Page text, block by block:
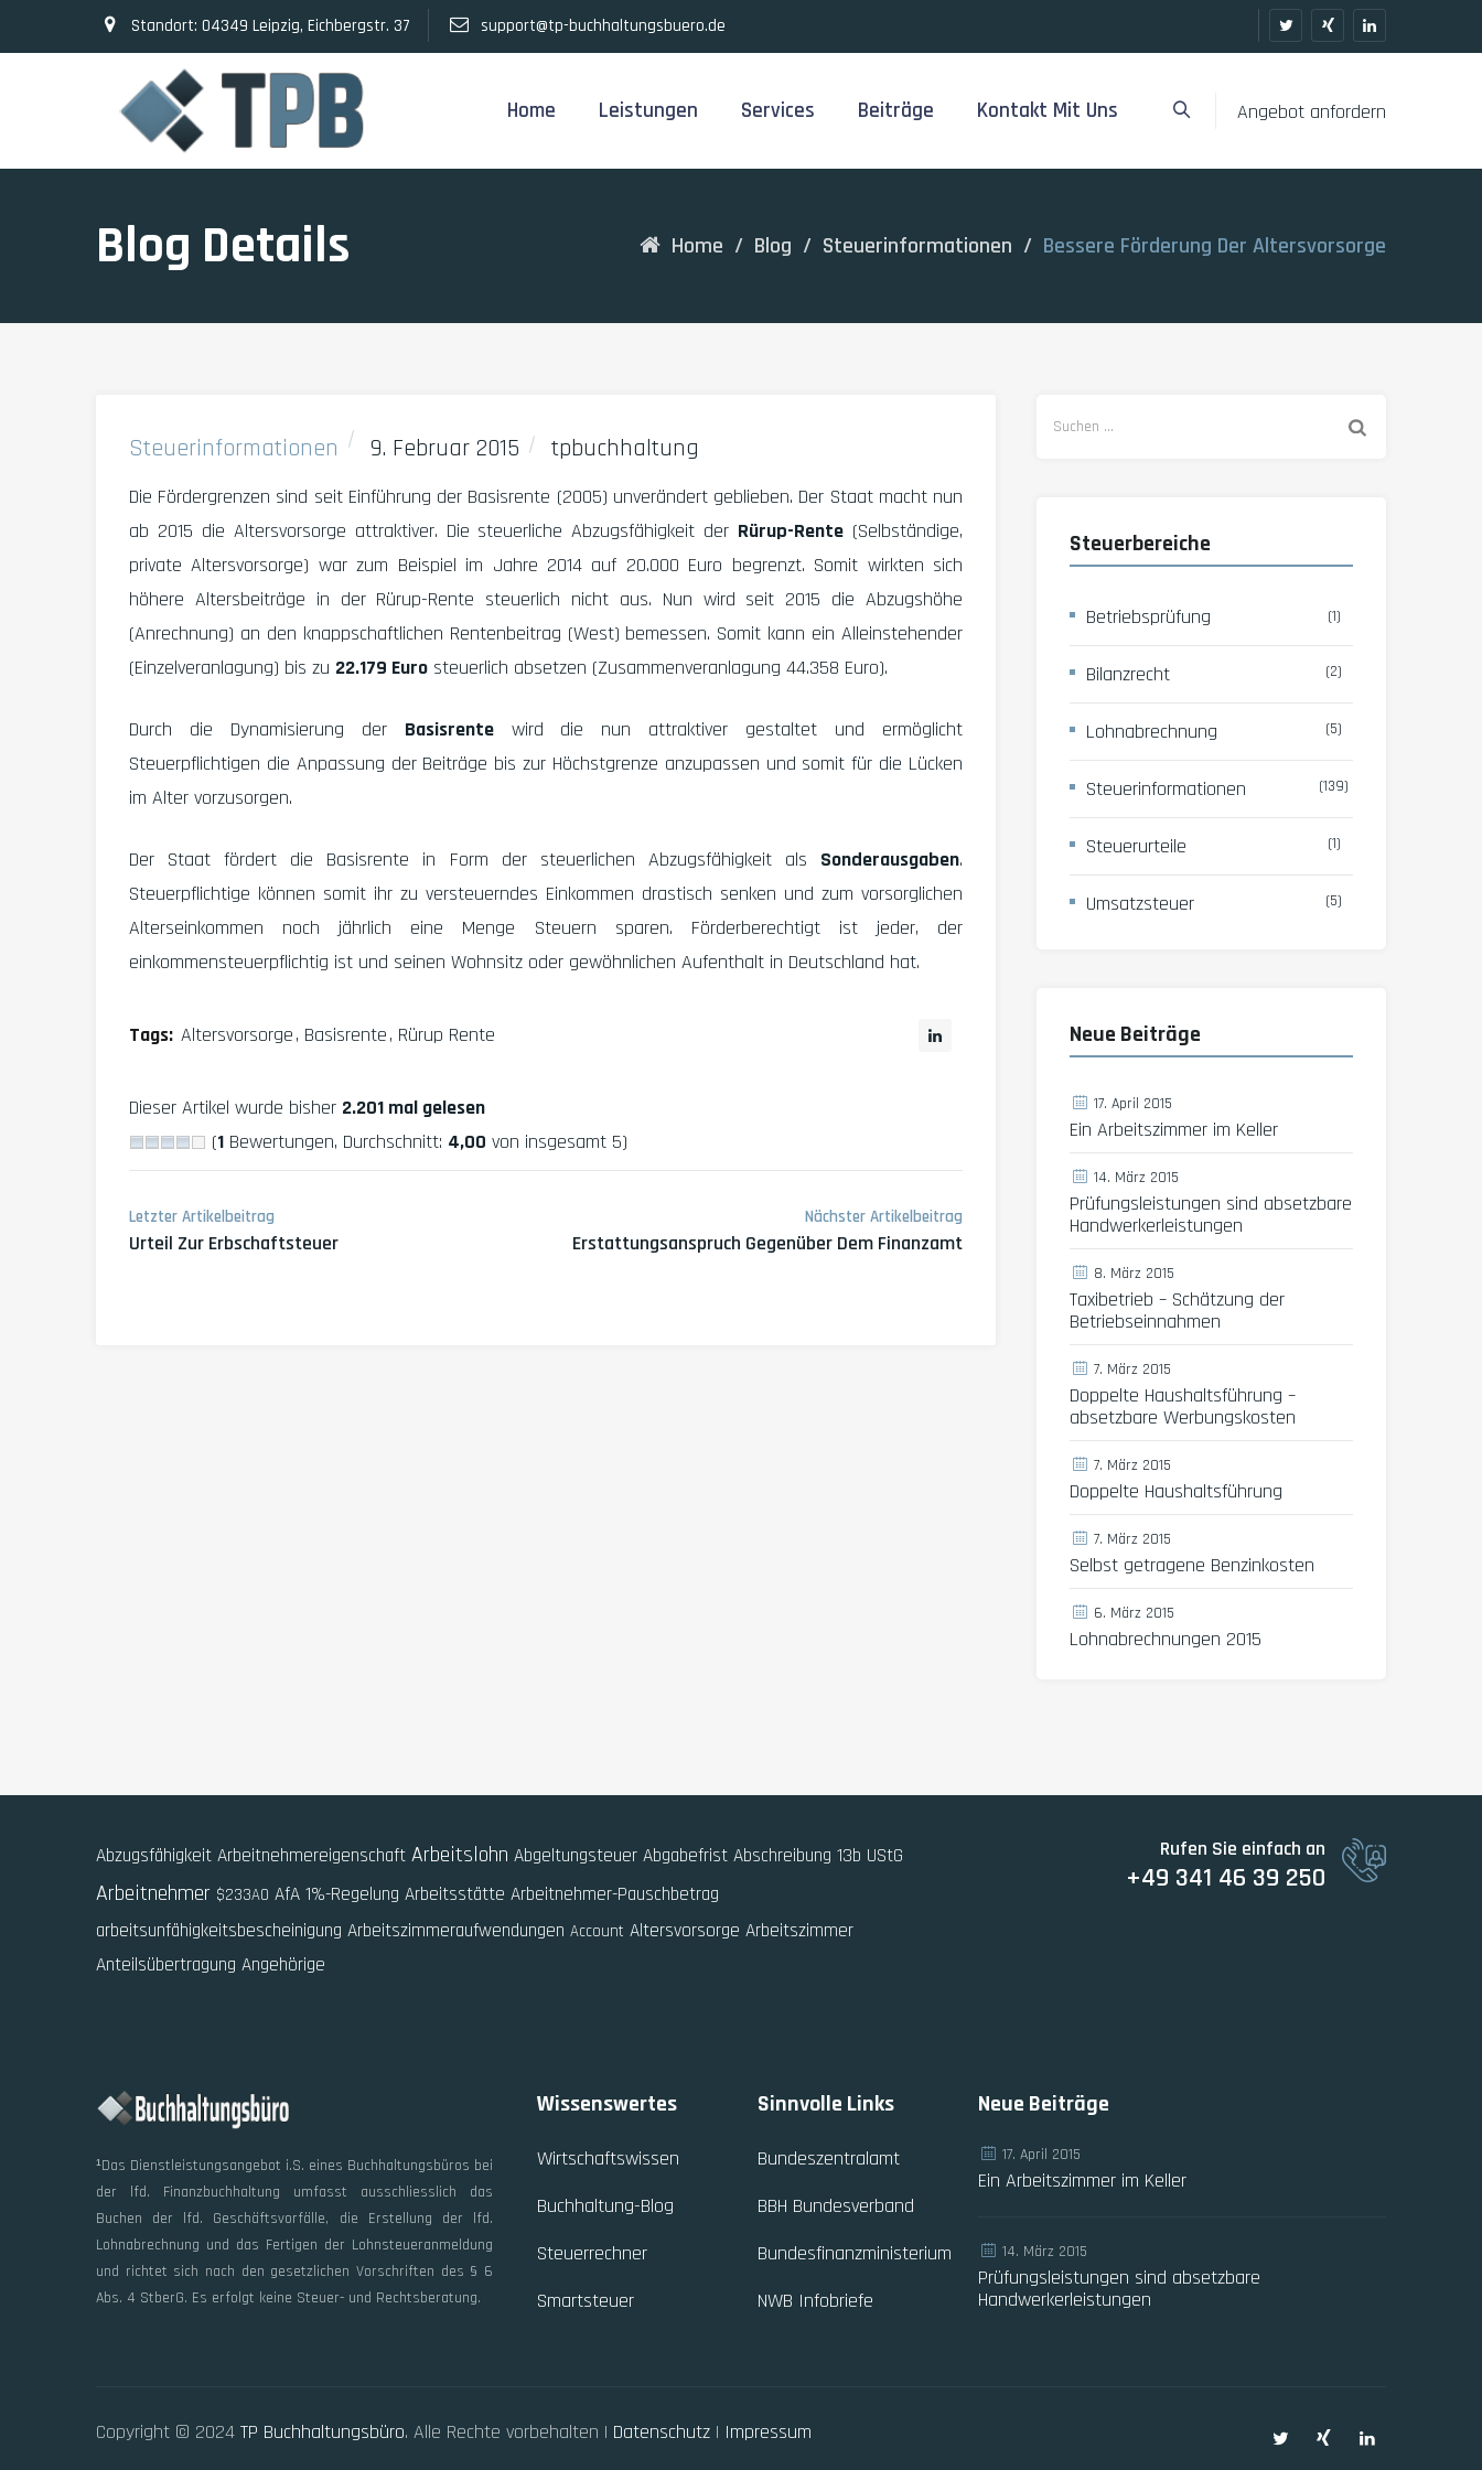
Standort: 04349 Leipzig, Eichbergstr. 37 support@tp-buchhaltungsbuero.de
Angebot anfordern
Home Leistungen Services Beiträge Kontakt Mit Uns
Blog Details Home / Blog / Steuerinformationen / Bessere Förderung Der Altersvorsorge
Steuerinformationen 9. Februar 2015 tpbuchhaltung
Die Fördergrenzen sind seit Einführung der Basisrente (2005) unverändert geblieben. Der Staat macht nun
ab 2015 die Altersvorsorge attraktiver. Die steuerliche Abzugsfähigkeit der Rürup-Rente (Selbständige,
private Altersvorsorge) war zum Beispiel im Jahre 2014 auf 20.000 Euro begrenzt. Somit wirkten sich
höhere Altersbeiträge in der Rürup-Rente steuerlich nicht aus. Nun wird seit 2015 die Abzugshöhe
(Anrechnung) an den knappschaftlichen Rentenbeitrag (West) bemessen. Somit kann ein Alleinstehender
(Einzelveranlagung) bis zu 22.179 Euro steuerlich absetzen (Zusammenveranlagung 44.358 Euro).
Durch die Dynamisierung der Basisrentewird die nun attraktiver gestaltet und ermöglicht
Steuerpflichtigen die Anpassung der Beiträge bis zur Höchstgrenze anzupassen und somit für die Lücken
im Alter vorzusorgen.
Der Staat fördert die Basisrente in Form der steuerlichen Abzugsfähigkeit als Sonderausgaben.
Steuerpflichtige können somit ihr zu versteuerndes Einkommen drastisch senken und zum vorsorglichen
Alterseinkommen noch jährlich eine Menge Steuern sparen. Förderberechtigt ist jeder, der
einkommensteuerpflichtig ist und seinen Wohnsitz oder gewöhnlichen Aufenthalt in Deutschland hat.
Tags: Altersvorsorge Basisrente Rürup Rente
Dieser Artikel wurde bisher 2.201 mal gelesen
(1 Bewertungen, Durchschnitt: 4,00 von insgesamt 5)
Letzter Artikelbeitrag
Urteil Zur Erbschaftsteuer
Nächster Artikelbeitrag
Erstattungsanspruch Gegenüber Dem Finanzamt
Steuerbereiche
Betriebsprüfung (1)
Bilanzrecht (2)
Lohnabrechnung (5)
Steuerinformationen (139)
Steuerurteile (1)
Umsatzsteuer (5)
Neue Beiträge
17. April 2015
Ein Arbeitszimmer im Keller
14. März 2015
Prüfungsleistungen sind absetzbare
Handwerkerleistungen
8. März 2015
Taxibetrieb – Schätzung der
Betriebseinnahmen
7. März 2015
Doppelte Haushaltsführung –
absetzbare Werbungskosten
7. März 2015
Doppelte Haushaltsführung
7. März 2015
Selbst getragene Benzinkosten
6. März 2015
Lohnabrechnungen 2015
Abzugsfähigkeit Arbeitnehmereigenschaft Arbeitslohn Abgeltungsteuer Abgabefrist Abschreibung 13b UStG
Arbeitnehmer $233AO AfA 1%-Regelung Arbeitsstätte Arbeitnehmer-Pauschbetrag
arbeitsunfähigkeitsbescheinigung Arbeitszimmeraufwendungen Account Altersvorsorge Arbeitszimmer
Anteilsübertragung Angehörige
Rufen Sie einfach an
+49 341 46 39 250
¹Das Dienstleistungsangebot i.S. eines Buchhaltungsbüros bei
der lfd. Finanzbuchhaltung umfasst ausschliesslich das
Buchen der lfd. Geschäftsvorfälle, die Erstellung der lfd.
Lohnabrechnung und das Fertigen der Lohnsteueranmeldung
und richtet sich nach den gesetzlichen Vorschriften des § 6
Abs. 4 StberG. Es erfolgt keine Steuer- und Rechtsberatung.
Wissenswertes
Wirtschaftswissen
Buchhaltung-Blog
Steuerrechner
Smartsteuer
Sinnvolle Links
Bundeszentralamt
BBH Bundesverband
Bundesfinanzministerium
NWB Infobriefe
Neue Beiträge
17. April 2015
Ein Arbeitszimmer im Keller
14. März 2015
Prüfungsleistungen sind absetzbare
Handwerkerleistungen
Copyright © 2024 TP Buchhaltungsbüro. Alle Rechte vorbehalten | Datenschutz | Impressum